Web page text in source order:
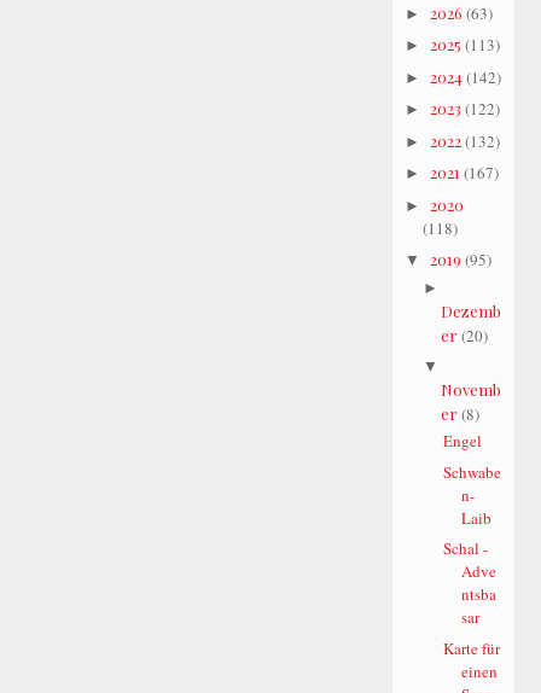
► 2026 (63)
► 2025 (113)
► 2024(142)
► 2023 (122)
► 2022(132)
► 2021 (167)
► 2020
(118)
▼ 2019 (95)
►
Dezemb
er(20)
▼
Novemb
er(8)
Engel
Schwabe
n-
Laib
Schal -
Adve
ntsba
sar
Karte für
einen